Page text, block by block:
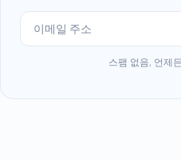
스팸 없음, 언제